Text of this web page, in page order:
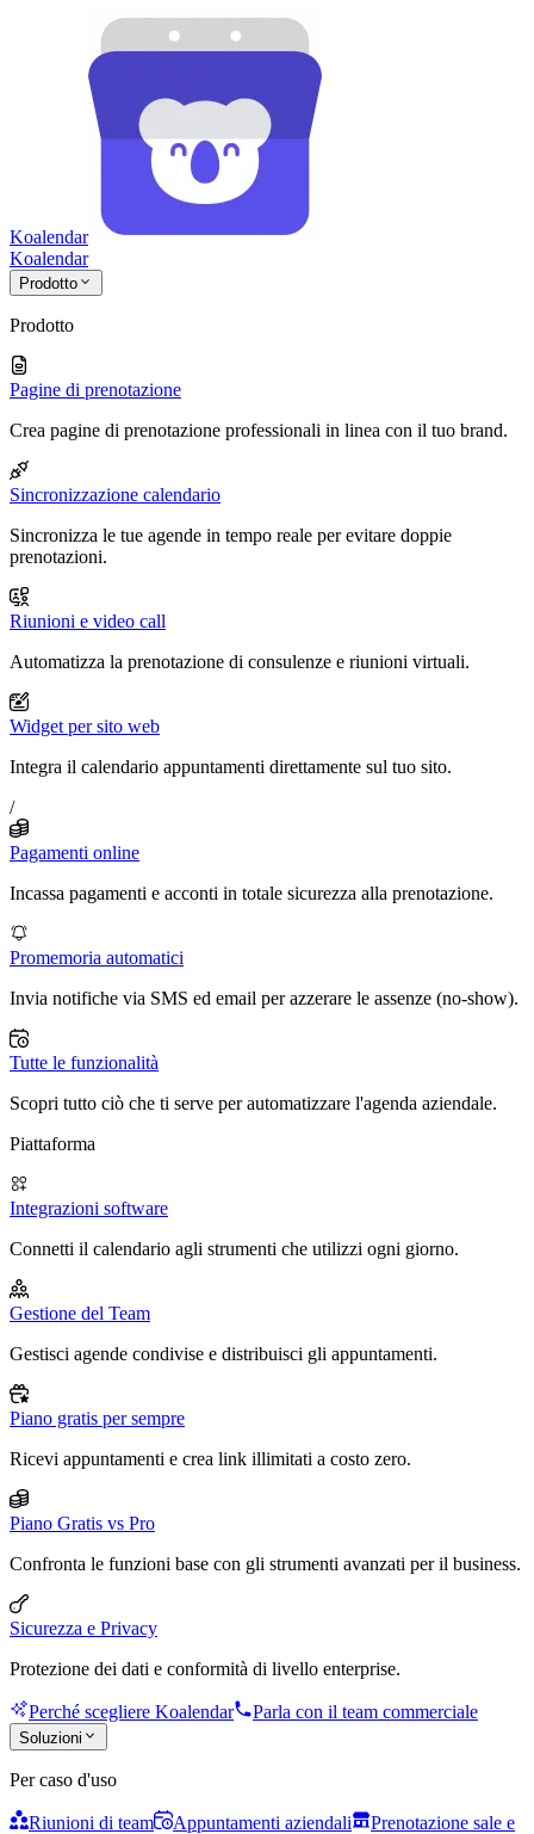
Koalendar
Koalendar
Prodotto
Prodotto
Pagine di prenotazione
Crea pagine di prenotazione professionali in linea con il tuo brand.
Sincronizzazione calendario
Sincronizza le tue agende in tempo reale per evitare doppie
prenotazioni.
Riunioni e video call
Automatizza la prenotazione di consulenze e riunioni virtuali.
Widget per sito web
Integra il calendario appuntamenti direttamente sul tuo sito.
/
Pagamenti online
Incassa pagamenti e acconti in totale sicurezza alla prenotazione.
Promemoria automatici
Invia notifiche via SMS ed email per azzerare le assenze (no-show).
Tutte le funzionalità
Scopri tutto ciò che ti serve per automatizzare l'agenda aziendale.
Piattaforma
Integrazioni software
Connetti il calendario agli strumenti che utilizzi ogni giorno.
Gestione del Team
Gestisci agende condivise e distribuisci gli appuntamenti.
Piano gratis per sempre
Ricevi appuntamenti e crea link illimitati a costo zero.
Piano Gratis vs Pro
Confronta le funzioni base con gli strumenti avanzati per il business.
Sicurezza e Privacy
Protezione dei dati e conformità di livello enterprise.
Perché scegliere Koalendar Parla con il team commerciale
Soluzioni
Per caso d'uso
Riunioni di team Appuntamenti aziendali
Prenotazione sale e